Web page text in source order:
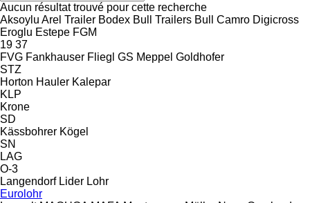
Aucun résultat trouvé pour cette recherche
Aksoylu Arel Trailer Bodex Bull Trailers Bull Camro Digicross
Eroglu Estepe FGM
19 37
FVG Fankhauser Fliegl GS Meppel Goldhofer
STZ
Horton Hauler Kalepar
KLP
Krone
SD
Kässbohrer Kögel
SN
LAG
O-3
Langendorf Lider Lohr
Eurolohr